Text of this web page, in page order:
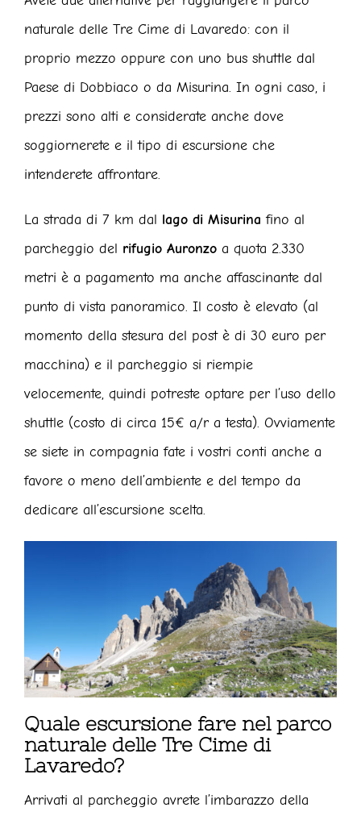
naturale delle Tre Cime di Lavaredo: con il
proprio mezzo oppure con uno bus shuttle dal
Paese di Dobbiaco o da Misurina. In ogni caso, i
prezzi sono alti e considerate anche dove
soggiornerete e il tipo di escursione che
intenderete affrontare.
La strada di 7 km dal lago di Misurina fino al
parcheggio del rifugio Auronzo a quota 2.330
metri è a pagamento ma anche affascinante dal
punto di vista panoramico. Il costo è elevato (al
momento della stesura del post è di 30 euro per
macchina) e il parcheggio si riempie
velocemente, quindi potreste optare per l’uso dello
shuttle (costo di circa 15€ a/r a testa). Ovviamente
se siete in compagnia fate i vostri conti anche a
favore o meno dell’ambiente e del tempo da
dedicare all’escursione scelta.
Quale escursione fare nel parco
naturale delle Tre Cime di
Lavaredo?
Arrivati al parcheggio avrete l’imbarazzo della